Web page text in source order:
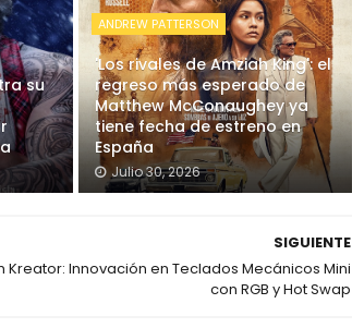
su
ANDREW PATTERSON
'Los rivales de Amziah King': el
regreso más esperado de
Matthew McConaughey ya
tiene fecha de estreno en
España
Julio 30, 2026
SIGUIENTE
Kreator: Innovación en Teclados Mecánicos Mini
con RGB y Hot Swap